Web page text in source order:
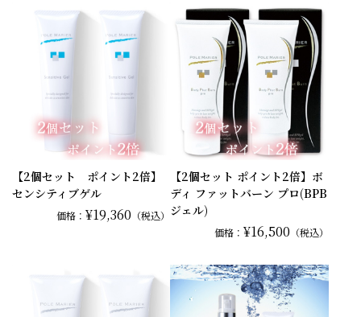
【2個セット ポイント2倍】
センシティブゲル
価格：¥19,360 （税込）
【2個セット ポイント2倍】ボ
ディ ファットバーン プロ(BPB
ジェル)
価格： ¥16,500 （税込）